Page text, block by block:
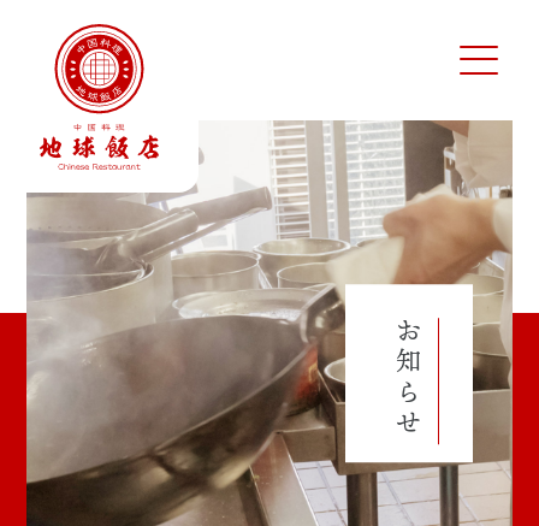
地球飯店 公式サイト
お知らせ